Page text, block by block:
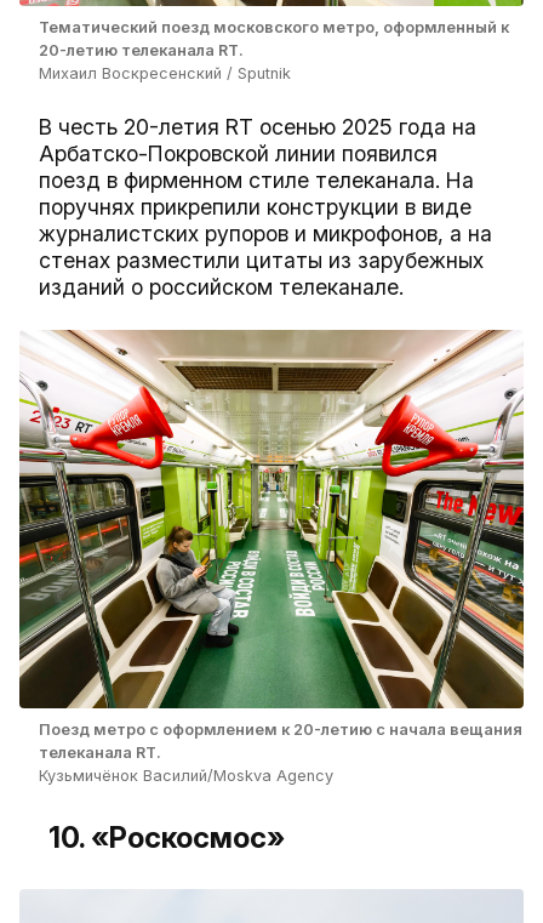
Тематический поезд московского метро, оформленный к
20-летию телеканала RT.
Михаил Воскресенский / Sputnik
В честь 20-летия RT осенью 2025 года на
Арбатско-Покровской линии появился
поезд в фирменном стиле телеканала. На
поручнях прикрепили конструкции в виде
журналистских рупоров и микрофонов, а на
стенах разместили цитаты из зарубежных
изданий о российском телеканале.
Поезд метро с оформлением к 20-летию с начала вещания
телеканала RT.
Кузьмичёнок Василий/Moskva Agency
10. «Роскосмос»